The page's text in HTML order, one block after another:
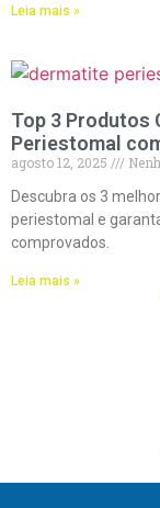
Leia mais »
Top 3 Produtos
Periestomal
agosto 12, 2025
Descubra os 3
periestomal e
comprovados.
Leia mais »